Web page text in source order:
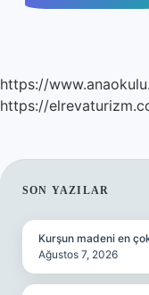
https://
https://
SON YAZILAR
Kurşun madeni en
Ağustos 7, 2026